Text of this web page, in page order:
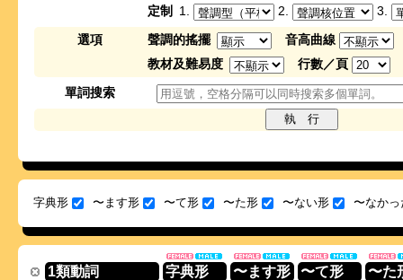
定制
1. 2.
3.
選項
聲調的搖擺
音高曲線
教材及難易度
行數／頁
單詞搜索
字典形 〜ます形 〜て形 〜た形 〜ない形 〜なかっ
1類動詞 字典形 〜ます形 〜て形 〜た